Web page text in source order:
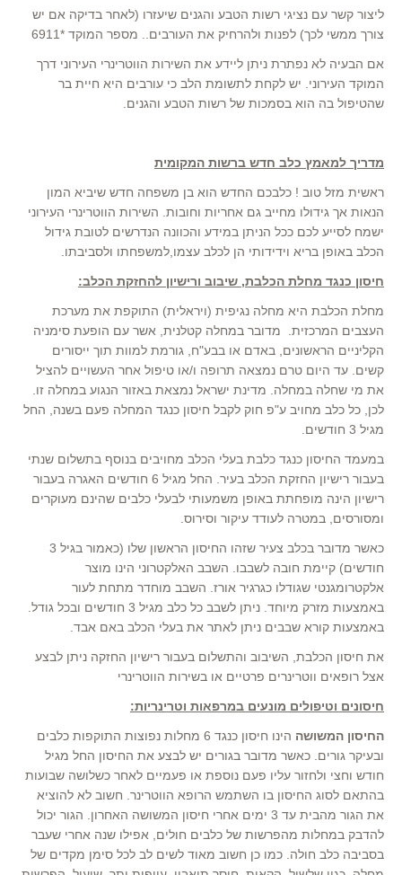
ליצור קשר עם נציגי רשות הטבע והגנים שיעזרו (לאחר בדיקה אם יש
צורך ממשי לכך) לפנות ולהרחיק את העורבים.. מספר המוקד *6911
אם הבעיה לא נפתרת ניתן ליידע את השירות הווטרינרי העירוני דרך
המוקד העירוני. יש לקחת לתשומת הלב כי עורבים היא חיית בר
שהטיפול בה הוא בסמכות של רשות הטבע והגנים.
מדריך למאמץ כלב חדש ברשות המקומית
ראשית מזל טוב ! כלבכם החדש הוא בן משפחה חדש שיביא המון
הנאות אך גידולו מחייב גם אחריות וחובות. השירות הווטרינרי העירוני
ישמח לסייע לכם ככל הניתן במידע והכוונה הנדרשים לטובת גידול
הכלב באופן בריא וידידותי הן לכלב עצמו,למשפחתו ולסביבתו.
חיסון כנגד מחלת הכלבת, שיבוב ורישיון להחזקת הכלב:
מחלת הכלבת היא מחלה נגיפית (ויראלית) התוקפת את מערכת
העצבים המרכזית. מדובר במחלה קטלנית, אשר עם הופעת סימניה
הקליניים הראשונים, באדם או בבע"ח, גורמת למוות תוך ייסורים
קשים. עד היום טרם נמצאה תרופה ו/או טיפול אחר העשויים להציל
את מי שחלה במחלה. מדינת ישראל נמצאת באזור הנגוע במחלה זו.
לכן, כל כלב מחויב ע"פ חוק לקבל חיסון כנגד המחלה פעם בשנה, החל
מגיל 3 חודשים.
במעמד החיסון כנגד כלבת בעלי הכלב מחויבים בנוסף בתשלום שנתי
בעבור רישיון החזקת הכלב בעיר. החל מגיל 6 חודשים האגרה בעבור
רישיון הינה מופחתת באופן משמעותי לבעלי כלבים שהינם מעוקרים
ומסורסים, במטרה לעודד עיקור וסירוס.
כאשר מדובר בכלב צעיר שזהו החיסון הראשון שלו (כאמור בגיל 3
חודשים) קיימת חובה לשבבו. השבב האלקטרוני הינו מוצר
אלקטרומגנטי שגודלו כגרגיר אורז. השבב מוחדר מתחת לעור
באמצעות מזרק מיוחד. ניתן לשבב כל כלב מגיל 3 חודשים ובכל גודל.
באמצעות קורא שבבים ניתן לאתר את בעלי הכלב באם אבד.
את חיסון הכלבת, השיבוב והתשלום בעבור רישיון החזקה ניתן לבצע
אצל רופאים ווטרינרים פרטיים או בשירות הווטרינרי
חיסונים וטיפולים מונעים במרפאות וטרינריות:
החיסון המשושה
הינו חיסון כנגד 6 מחלות נפוצות התוקפות כלבים
ובעיקר גורים. כאשר מדובר בגורים יש לבצע את החיסון החל מגיל
חודש וחצי ולחזור עליו פעם נוספת או פעמיים לאחר כשלושה שבועות
בהתאם לסוג החיסון בו השתמש הרופא הווטרינר. חשוב לא להוציא
את הגור מהבית עד 3 ימים אחרי חיסון המשושה האחרון. הגור יכול
להדבק במחלות מהפרשות של כלבים חולים, אפילו שנה אחרי שעבר
בסביבה כלב חולה. כמו כן חשוב מאוד לשים לב לכל סימן מקדים של